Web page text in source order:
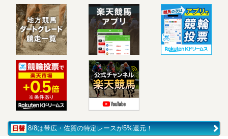
8/8は帯広・佐賀の特定レースが5%還元！